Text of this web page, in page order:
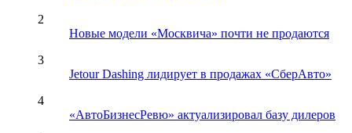
2
Новые модели «Москвича» почти не продаются
3
Jetour Dashing лидирует в продажах «СберАвто»
4
«АвтоБизнесРевю» актуализировал базу дилеров